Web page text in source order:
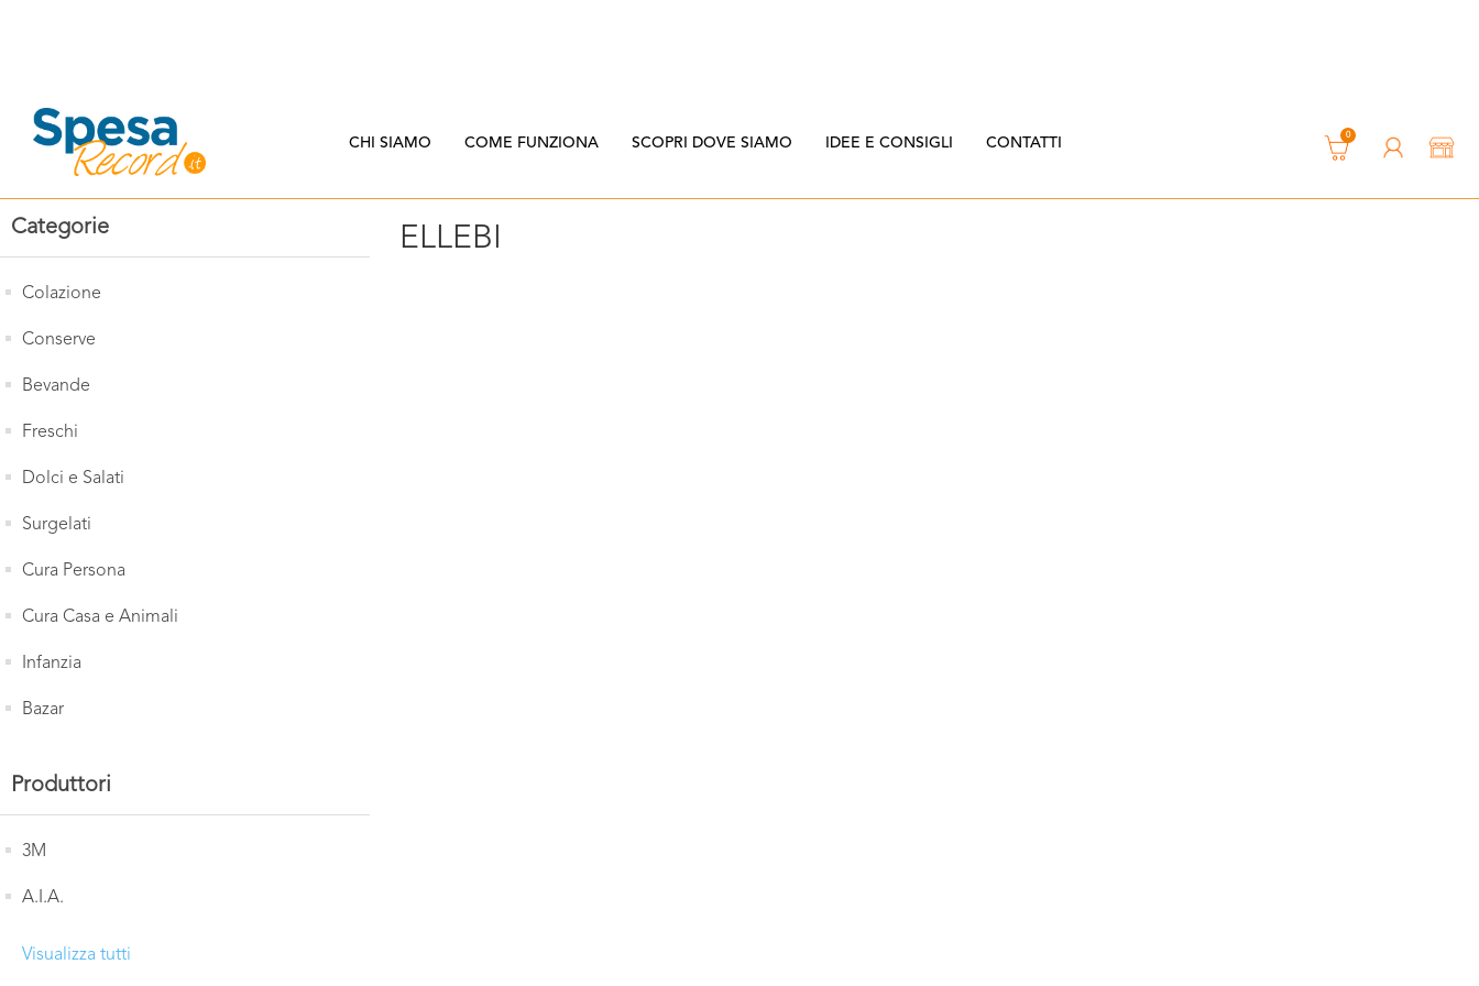
CHI SIAMO COME FUNZIONA SCOPRI DOVE SIAMO IDEE E CONSIGLI CONTATTI 0
Categorie
Colazione
Conserve
Bevande
Freschi
Dolci e Salati
Surgelati
Cura Persona
Cura Casa e Animali
Infanzia
Bazar
Produttori
3M
A.I.A.
Visualizza tutti
ELLEBI